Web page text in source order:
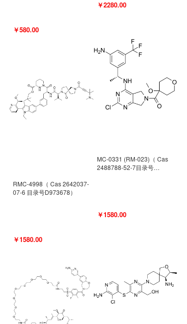
￥580.00
RMC-4998（ Cas 2642037-
07-6 目录号D973678）
￥1580.00
￥2280.00
MC-0331 (RM-023)（ Cas
2488788-52-7目录号
￥1580.00